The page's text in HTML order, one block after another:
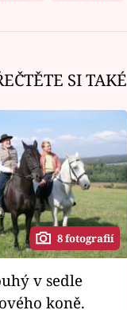
SI TAKÉ
8 fotografií
koně.